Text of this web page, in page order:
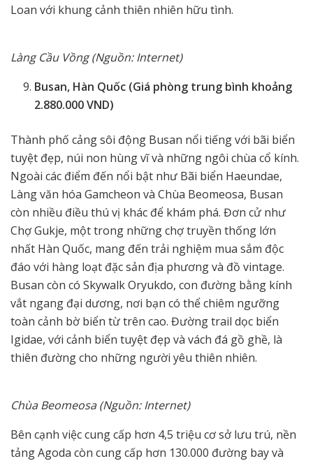
Loan với khung cảnh thiên nhiên hữu tình.
Làng Cầu Vồng (Nguồn: Internet)
Busan, Hàn Quốc (Giá phòng trung bình khoảng
2.880.000 VND)
Thành phố cảng sôi động Busan nổi tiếng với bãi biển
tuyệt đẹp, núi non hùng vĩ và những ngôi chùa cổ kính.
Ngoài các điểm đến nổi bật như Bãi biển Haeundae,
Làng văn hóa Gamcheon và Chùa Beomeosa, Busan
còn nhiều điều thú vị khác để khám phá. Đơn cử như
Chợ Gukje, một trong những chợ truyền thống lớn
nhất Hàn Quốc, mang đến trải nghiệm mua sắm độc
đáo với hàng loạt đặc sản địa phương và đồ vintage.
Busan còn có Skywalk Oryukdo, con đường bằng kính
vắt ngang đại dương, nơi bạn có thể chiêm ngưỡng
toàn cảnh bờ biển từ trên cao. Đường trail dọc biển
Igidae, với cảnh biển tuyệt đẹp và vách đá gồ ghề, là
thiên đường cho những người yêu thiên nhiên.
Chùa Beomeosa (Nguồn: Internet)
Bên cạnh việc cung cấp hơn 4,5 triệu cơ sở lưu trú, nền
tảng Agoda còn cung cấp hơn 130.000 đường bay và